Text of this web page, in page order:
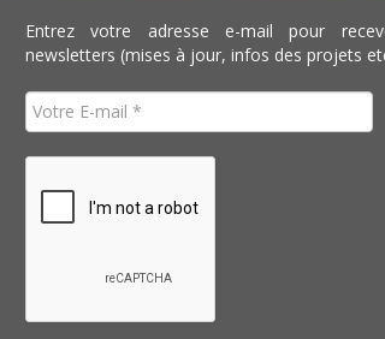
Entrez votre adresse e-mail pour
newsletters (mises à jour, infos des projets